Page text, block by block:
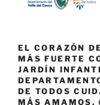
EL CORAZÓN
MÁS FUERTE
JARDÍN
DE TODOS
MÁS AMAMOS.